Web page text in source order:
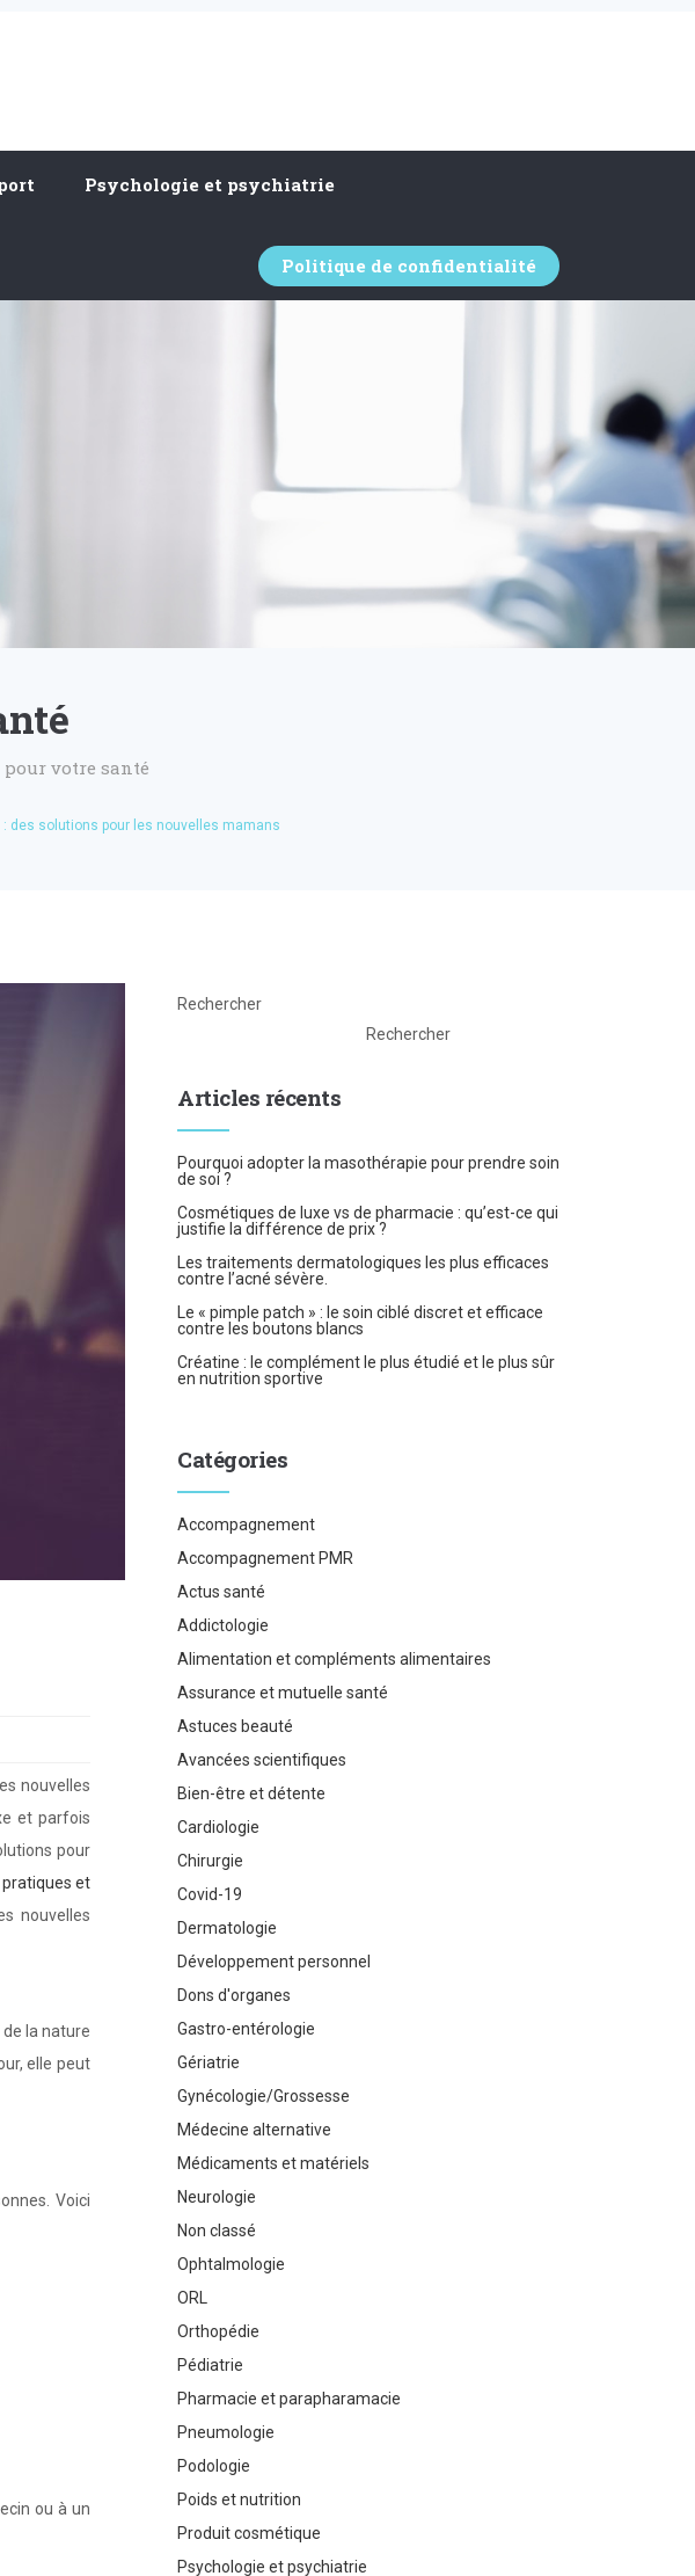
Psychologie et psychiatrie
Politique de confidentialité
pour votre santé
: des solutions pour les nouvelles mamans
nouvelles
et parfois
pour
et
nouvelles
la nature
elle peut
Voici
ou à un
Rechercher
Rechercher
Articles récents
Pourquoi adopter la masothérapie pour prendre soin
de soi ?
Cosmétiques de luxe vs de pharmacie : qu’est-ce qui
justifie la différence de prix ?
Les traitements dermatologiques les plus efficaces
contre l’acné sévère.
Le « pimple patch » : le soin ciblé discret et efficace
contre les boutons blancs
Créatine : le complément le plus étudié et le plus sûr
en nutrition sportive
Catégories
Accompagnement
Accompagnement PMR
Actus santé
Addictologie
Alimentation et compléments alimentaires
Assurance et mutuelle santé
Astuces beauté
Avancées scientifiques
Bien-être et détente
Cardiologie
Chirurgie
Covid-19
Dermatologie
Développement personnel
Dons d'organes
Gastro-entérologie
Gériatrie
Gynécologie/Grossesse
Médecine alternative
Médicaments et matériels
Neurologie
Non classé
Ophtalmologie
ORL
Orthopédie
Pédiatrie
Pharmacie et parapharamacie
Pneumologie
Podologie
Poids et nutrition
Produit cosmétique
Psychologie et psychiatrie